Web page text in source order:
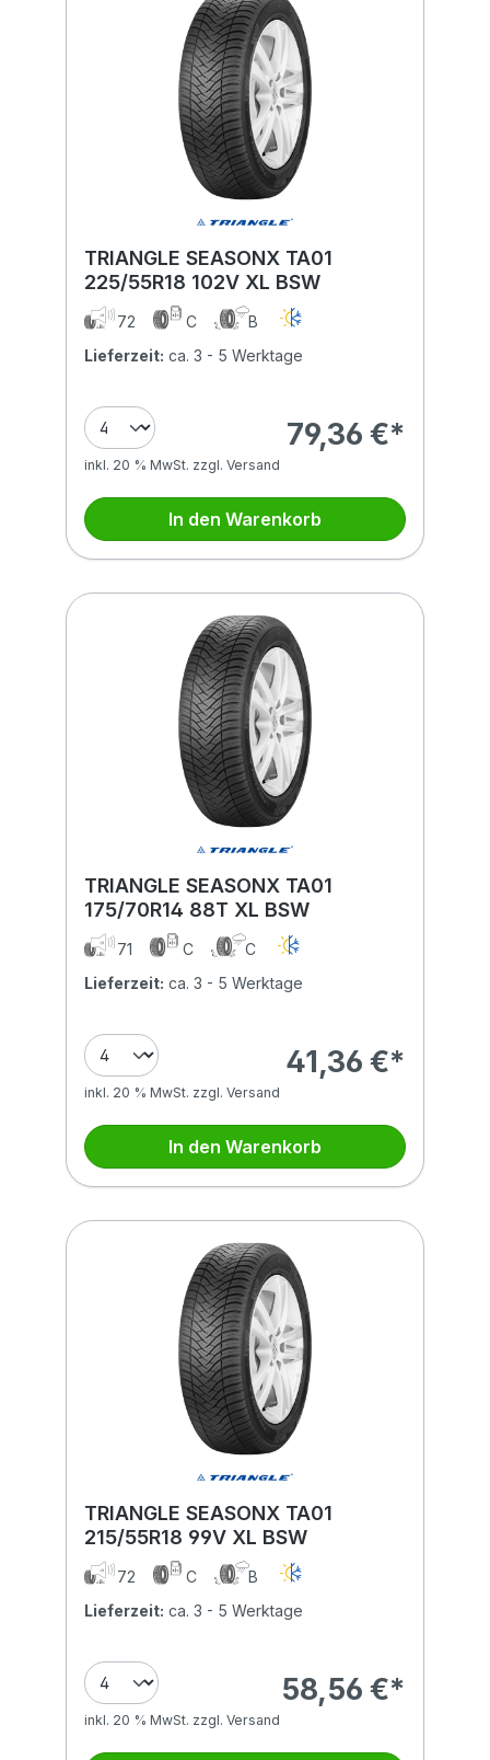
TRIANGLE SEASONX TA01
225/55R18 102V XL BSW
72 C
B
Lieferzeit: ca. 3 - 5 Werktage
79,36 €*
inkl. 20 % MwSt. zzgl. Versand
In den Warenkorb
TRIANGLE SEASONX TA01
175/70R14 88T XL BSW
71 C
C
Lieferzeit: ca. 3 - 5 Werktage
41,36 €*
inkl. 20 % MwSt. zzgl. Versand
In den Warenkorb
TRIANGLE SEASONX TA01
215/55R18 99V XL BSW
72 C
B
Lieferzeit: ca. 3 - 5 Werktage
58,56 €*
inkl. 20 % MwSt. zzgl. Versand